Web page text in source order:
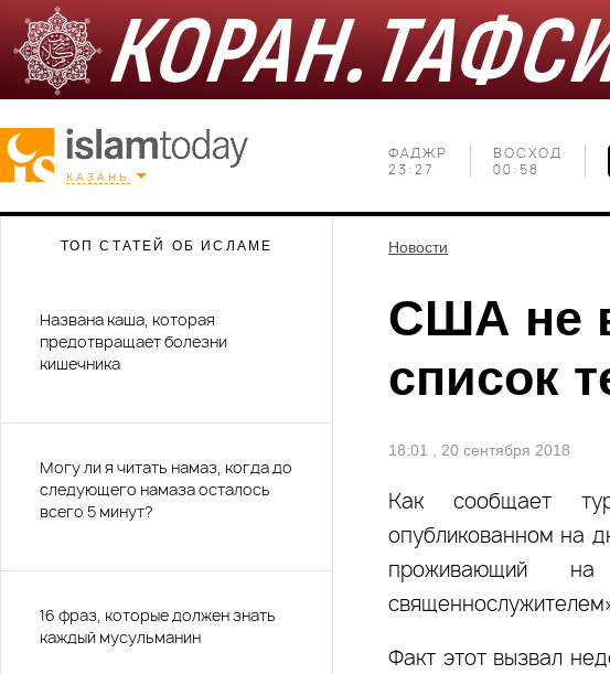
КАЗАНЬ
ФАДЖР
23:27
ВОСХОД
00:58
ТОП СТАТЕЙ ОБ ИСЛАМЕ
Названа каша, которая
предотвращает болезни
кишечника
Могу ли я читать намаз, когда до
следующего намаза осталось
всего 5 минут?
16 фраз, которые должен знать
каждый мусульманин
Новости
США не
список
18:01 , 20 сентября 2018
Как сообщает
опубликованном на
проживающий на
Факт этот вызвал